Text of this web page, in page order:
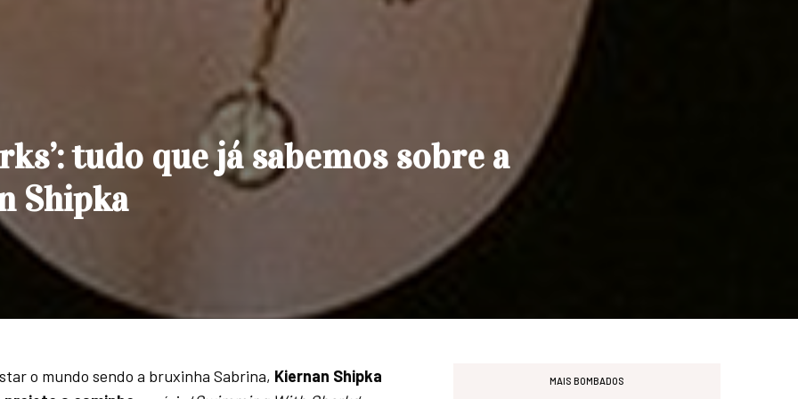
tudo que já sabemos sobre a
Shipka
o mundo sendo a bruxinha Sabrina, Kiernan Shipka
MAIS BOMBADOS